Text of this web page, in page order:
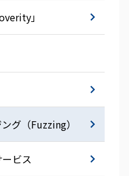
」
グ（Fuzzing）
ビス